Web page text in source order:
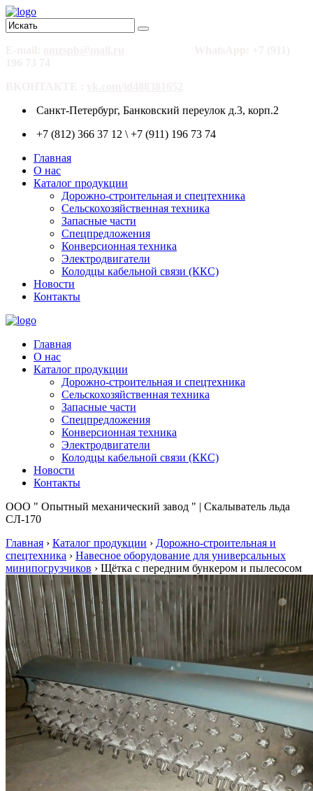
Санкт-Петербург, Банковский переулок д.3, корп.2
+7 (812) 366 37 12 \ +7 (911) 196 73 74
Главная
О нас
Каталог продукции
Дорожно-строительная и спецтехника
Сельскохозяйственная техника
Запасные части
Спецпредложения
Конверсионная техника
Электродвигатели
Колодцы кабельной связи (ККС)
Новости
Контакты
Главная
О нас
Каталог продукции
Дорожно-строительная и спецтехника
Сельскохозяйственная техника
Запасные части
Спецпредложения
Конверсионная техника
Электродвигатели
Колодцы кабельной связи (ККС)
Новости
Контакты
ООО " Опытный механический завод " | Скалыватель льда
СЛ-170
Главная › Каталог продукции › Дорожно-строительная и
спецтехника › Навесное оборудование для универсальных
минипогрузчиков › Щётка с передним бункером и пылесосом